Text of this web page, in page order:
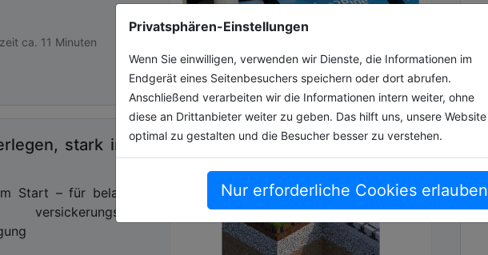
Privatsphären-Einstellungen
Wenn Sie einwilligen, verwenden wir Dienste, die Informationen im
Endgerät eines Seitenbesuchers speichern oder dort abrufen.
Anschließend verarbeiten wir die Informationen intern weiter, ohne
diese an Drittanbieter weiter zu geben. Das hilft uns, unsere Website
optimal zu gestalten und die Besucher besser zu verstehen.
Nur erforderliche Cookies erlauben
ca. 11 Minuten
stark in der
Start – für belastbare